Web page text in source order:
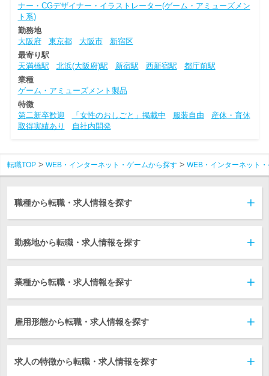
ナー・CGデザイナー・イラストレーター(ゲーム・アミューズメン
ト系)
勤務地
大阪府
東京都 大阪市
新宿区
最寄り駅
天満橋駅
北浜(大阪府)駅 新宿駅 西新宿駅
都庁前駅
業種
ゲーム・アミューズメント製品
特徴
第二新卒歓迎
「女性のおしごと」掲載中 服装自由
産休・育休
取得実績あり
自社内開発
転職TOP WEB・インターネット・ゲームから探す WEB・インターネット
職種から転職・求人情報を探す
勤務地から転職・求人情報を探す
業種から転職・求人情報を探す
雇用形態から転職・求人情報を探す
求人の特徴から転職・求人情報を探す